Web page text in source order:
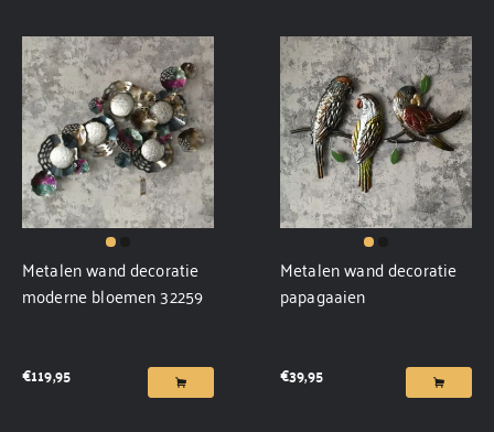
Metalen wand decoratie
moderne bloemen 32259
€119,95
Metalen wand decoratie
papagaaien
€39,95